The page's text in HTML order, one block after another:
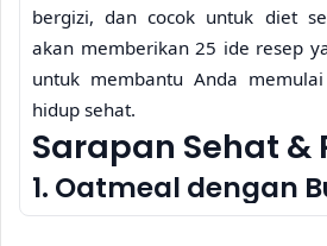
bergizi, dan cocok untuk diet
akan memberikan 25 ide resep
untuk membantu Anda
hidup sehat.
Sarapan Sehat &
1. Oatmeal dengan
Kacang-kacangan